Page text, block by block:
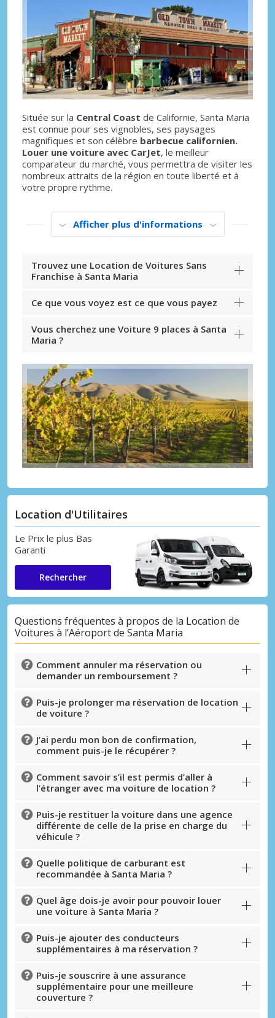
Située sur la Central Coast de Californie, Santa Maria
est connue pour ses vignobles, ses paysages
magnifiques et son célèbre barbecue californien.
Louer une voiture avec CarJet, le meilleur
comparateur du marché, vous permettra de visiter les
nombreux attraits de la région en toute liberté et à
votre propre rythme.
Afficher plus d'informations
Trouvez une Location de Voitures Sans
Franchise à Santa Maria
Ce que vous voyez est ce que vous payez
Vous cherchez une Voiture 9 places à Santa
Maria ?
Location d'Utilitaires
Le Prix le plus Bas
Garanti
Rechercher
Questions fréquentes à propos de la Location de
Voitures à l’Aéroport de Santa Maria
Comment annuler ma réservation ou
demander un remboursement ?
Puis-je prolonger ma réservation de location
de voiture ?
J’ai perdu mon bon de confirmation,
comment puis-je le récupérer ?
Comment savoir s’il est permis d’aller à
l’étranger avec ma voiture de location ?
Puis-je restituer la voiture dans une agence
différente de celle de la prise en charge du
véhicule ?
Quelle politique de carburant est
recommandée à Santa Maria ?
Quel âge dois-je avoir pour pouvoir louer
une voiture à Santa Maria ?
Puis-je ajouter des conducteurs
supplémentaires à ma réservation ?
Puis-je souscrire à une assurance
supplémentaire pour une meilleure
couverture ?